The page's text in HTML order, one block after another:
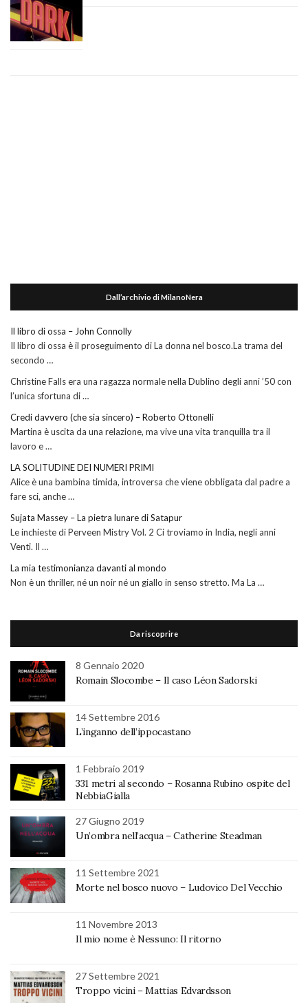
Dall’archivio di MilanoNera
Il libro di ossa – John Connolly
Il libro di ossa è il proseguimento di La donna nel bosco.La trama del
secondo …
Christine Falls era una ragazza normale nella Dublino degli anni ’50 con
l’unica sfortuna di …
Credi davvero (che sia sincero) – Roberto Ottonelli
Martina è uscita da una relazione, ma vive una vita tranquilla tra il
lavoro e …
LA SOLITUDINE DEI NUMERI PRIMI
Alice è una bambina timida, introversa che viene obbligata dal padre a
fare sci, anche …
Sujata Massey – La pietra lunare di Satapur
Le inchieste di Perveen Mistry Vol. 2 Ci troviamo in India, negli anni
Venti. Il …
La mia testimonianza davanti al mondo
Non è un thriller, né un noir né un giallo in senso stretto. Ma La …
Da riscoprire
8 Gennaio 2020
Romain Slocombe – Il caso Léon Sadorski
14 Settembre 2016
L’inganno dell’ippocastano
1 Febbraio 2019
331 metri al secondo – Rosanna Rubino ospite del
NebbiaGialla
27 Giugno 2019
Un’ombra nell’acqua – Catherine Steadman
11 Settembre 2021
Morte nel bosco nuovo – Ludovico Del Vecchio
11 Novembre 2013
Il mio nome è Nessuno: Il ritorno
27 Settembre 2021
Troppo vicini – Mattias Edvardsson